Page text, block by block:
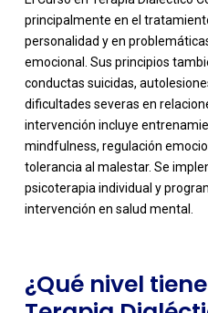
principalmente en el
personalidad y en
emocional. Sus principios
conductas suicidas,
dificultades severas en
intervención incluye
mindfulness, regulación
tolerancia al malestar. Se
psicoterapia individual y
intervención en salud mental.
-
¿Qué nivel